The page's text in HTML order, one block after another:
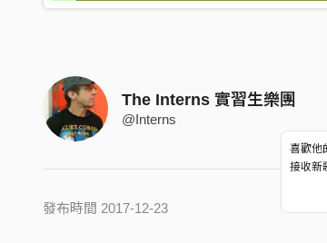
The Interns 實習生樂團
@Interns
喜歡他
接收新
發布時間 2017-12-23